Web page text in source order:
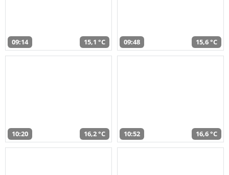
09:14 15,1 °C 09:48 15,6 °C
10:20 16,2 °C 10:52 16,6 °C